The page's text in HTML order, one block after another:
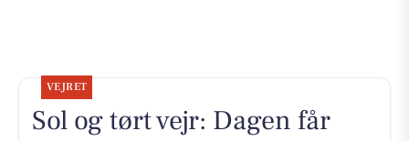
VEJRET
Sol og tørt vejr: Dagen får